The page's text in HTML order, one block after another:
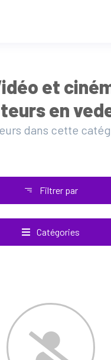
et
en
dans cette
Filtrer par
Catégories